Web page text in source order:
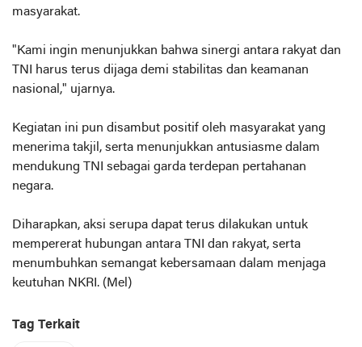
masyarakat.
"Kami ingin menunjukkan bahwa sinergi antara rakyat dan
TNI harus terus dijaga demi stabilitas dan keamanan
nasional," ujarnya.
Kegiatan ini pun disambut positif oleh masyarakat yang
menerima takjil, serta menunjukkan antusiasme dalam
mendukung TNI sebagai garda terdepan pertahanan
negara.
Diharapkan, aksi serupa dapat terus dilakukan untuk
mempererat hubungan antara TNI dan rakyat, serta
menumbuhkan semangat kebersamaan dalam menjaga
keutuhan NKRI. (Mel)
Tag Terkait